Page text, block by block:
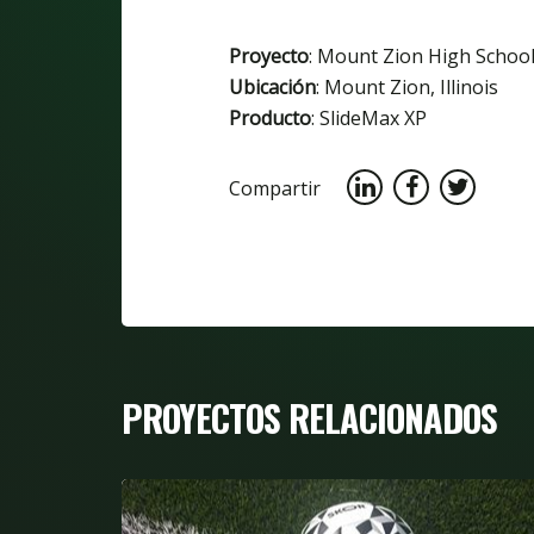
Proyecto: Mount Zion High School
Ubicación: Mount Zion, Illinois
Producto: SlideMax XP
Compartir
PROYECTOS RELACIONADOS